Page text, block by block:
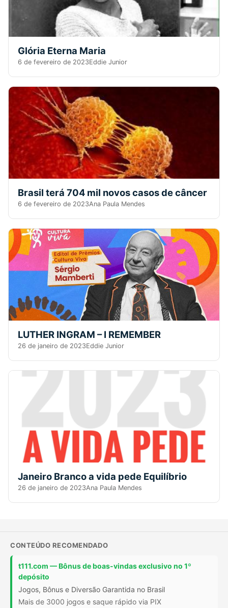
Glória Eterna Maria
6 de fevereiro de 2023Eddie Junior
Brasil terá 704 mil novos casos de câncer
6 de fevereiro de 2023Ana Paula Mendes
LUTHER INGRAM – I REMEMBER
26 de janeiro de 2023Eddie Junior
Janeiro Branco a vida pede Equilíbrio
26 de janeiro de 2023Ana Paula Mendes
CONTEÚDO RECOMENDADO
t111.com — Bônus de boas-vindas exclusivo no 1º
depósito
Jogos, Bônus e Diversão Garantida no Brasil
Mais de 3000 jogos e saque rápido via PIX